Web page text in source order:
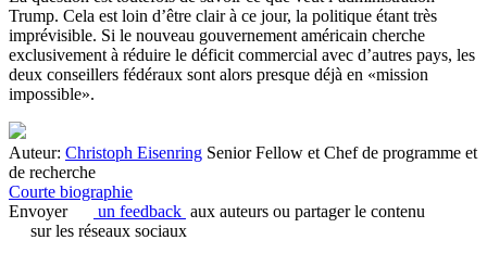
Trump. Cela est loin d’être clair à ce jour, la politique étant très
imprévisible. Si le nouveau gouvernement américain cherche
exclusivement à réduire le déficit commercial avec d’autres pays, les
deux conseillers fédéraux sont alors presque déjà en «mission
impossible».
Auteur: Christoph Eisenring Senior Fellow et Chef de programme et
de recherche
Courte biographie
Envoyer
un feedback aux auteurs ou partager le contenu
sur les réseaux sociaux